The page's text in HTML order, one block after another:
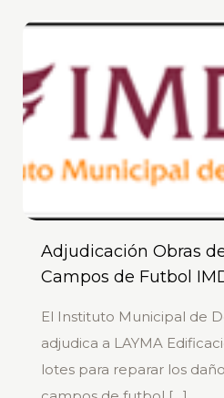
Adjudicación Obras
Campos de Futbol
El Instituto Municipal de
adjudica a LAYMA
lotes para reparar los